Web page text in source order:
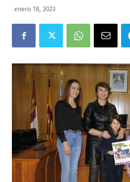
enero 18, 2023